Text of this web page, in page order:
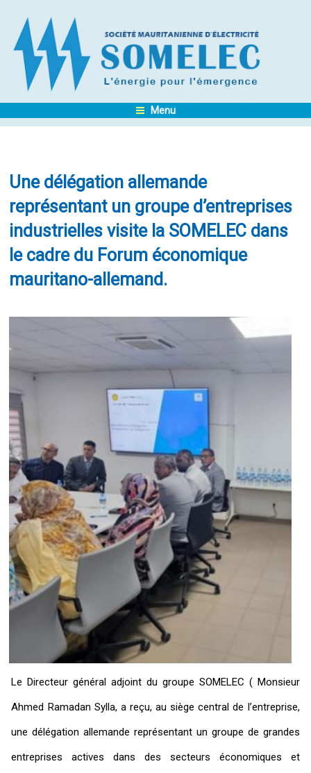
Menu
Une délégation allemande
représentant un groupe d’entreprises
industrielles visite la SOMELEC dans
le cadre du Forum économique
mauritano-allemand.
Le Directeur général adjoint du groupe SOMELEC ( Monsieur
Ahmed Ramadan Sylla, a reçu, au siège central de l’entreprise,
une délégation allemande représentant un groupe de grandes
entreprises actives dans des secteurs économiques et